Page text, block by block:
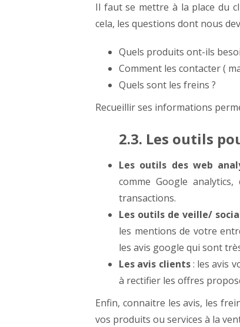
Il faut se mettre à la place du
cela, les questions dont nous
Quels produits ont-ils
Comment les contacter (
Quels sont les freins ?
Recueillir ses informations
2.3. Les outils
Les outils des web
comme Google
transactions.
Les outils de veille/
les mentions de votre
les avis google qui sont
Les avis clients: les avis
à rectifier les offres
Enfin, connaitre les avis, les
vos produits ou services à la